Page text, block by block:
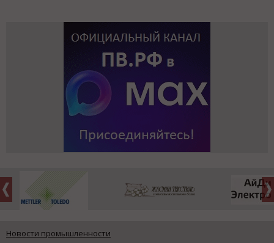
Новости промышленности